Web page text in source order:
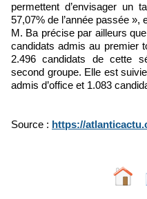
permettent d’envisager un
57,07% de l’année passée »,
M. Ba précise par ailleurs
candidats admis au premier
2.496 candidats de cette
second groupe. Elle est
admis d’office et 1.083
Source : https://